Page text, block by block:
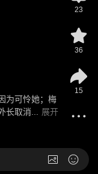
为可怜她；梅
长取消...
展开
23
36
15